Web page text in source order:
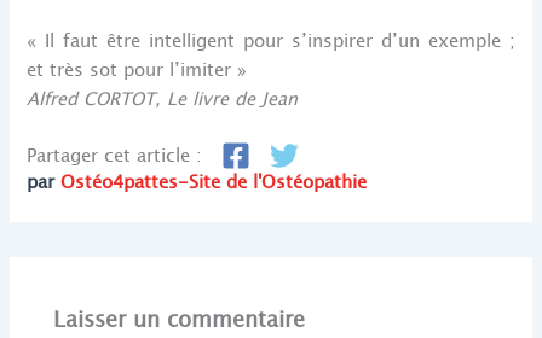
« Il faut être intelligent pour s’inspirer d’un exemple ;
et très sot pour l’imiter »
Alfred CORTOT, Le livre de Jean
Partager cet article :
parOstéo4pattes-Site de l'Ostéopathie
Laisser un commentaire